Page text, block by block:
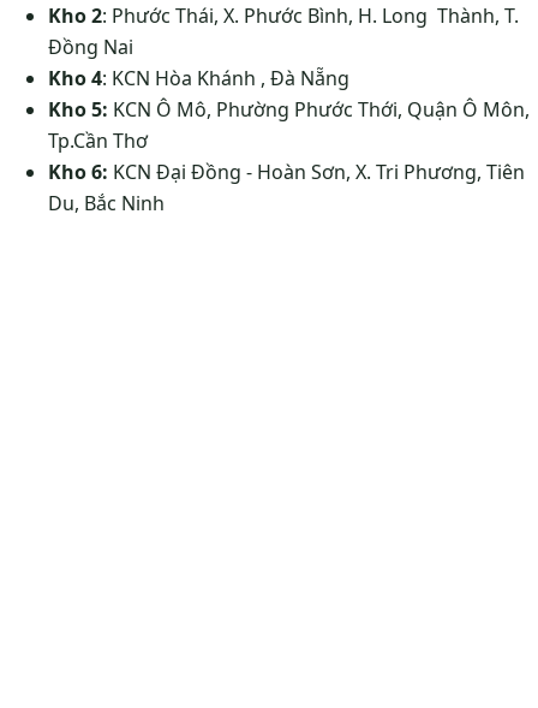
Kho 2: Phước Thái, X. Phước Bình, H. Long Thành, T.
Đồng Nai
Kho 4: KCN Hòa Khánh , Đà Nẵng
Kho 5: KCN Ô Mô, Phường Phước Thới, Quận Ô Môn,
Tp.Cần Thơ
Kho 6: KCN Đại Đồng - Hoàn Sơn, X. Tri Phương, Tiên
Du, Bắc Ninh